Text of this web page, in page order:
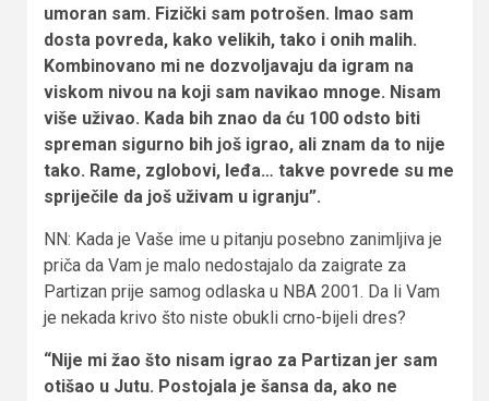
umoran sam. Fizički sam potrošen. Imao sam
dosta povreda, kako velikih, tako i onih malih.
Kombinovano mi ne dozvoljavaju da igram na
viskom nivou na koji sam navikao mnoge. Nisam
više uživao. Kada bih znao da ću 100 odsto biti
spreman sigurno bih još igrao, ali znam da to nije
tako. Rame, zglobovi, leđa… takve povrede su me
spriječile da još uživam u igranju”.
NN: Kada je Vaše ime u pitanju posebno zanimljiva je
priča da Vam je malo nedostajalo da zaigrate za
Partizan prije samog odlaska u NBA 2001. Da li Vam
je nekada krivo što niste obukli crno-bijeli dres?
“Nije mi žao što nisam igrao za Partizan jer sam
otišao u Jutu. Postojala je šansa da, ako ne